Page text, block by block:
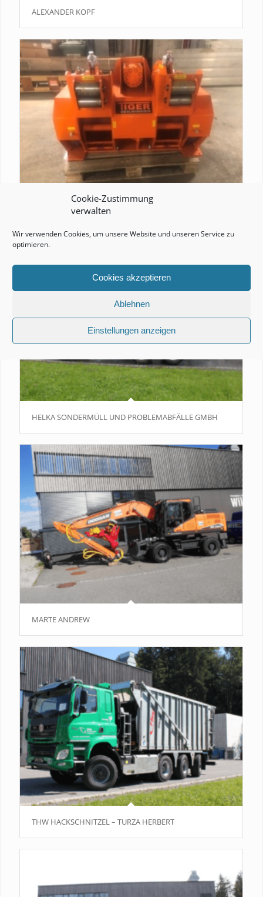
Cookie-Zustimmung
verwalten
Wir verwenden Cookies, um unsere Website und unseren Service zu
optimieren.
Cookies akzeptieren
Ablehnen
Einstellungen anzeigen
ALEXANDER KOPF
TIGER SEILWINDE
HELKA SONDERMÜLL UND PROBLEMABFÄLLE GMBH
MARTE ANDREW
THW HACKSCHNITZEL – TURZA HERBERT